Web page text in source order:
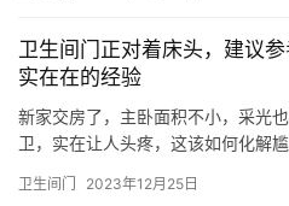
卫生间门正对着床头，建议
实在在的经验
新家交房了，主卧面积不小，采光
卫，实在让人头疼，这该如何化解
案例，都是实实在在的经验↓ ①绿
卫生间门 2023年12月25日